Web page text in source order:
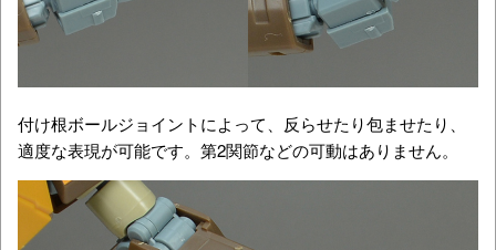
付け根ボールジョイントによって、反らせたり包ませたり、
適度な表現が可能です。第2関節などの可動はありません。